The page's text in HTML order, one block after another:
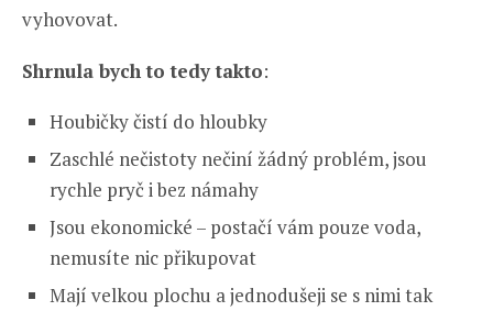
vyhovovat.
Shrnula bych to tedy takto:
Houbičky čistí do hloubky
Zaschlé nečistoty nečiní žádný problém, jsou
rychle pryč i bez námahy
Jsou ekonomické – postačí vám pouze voda,
nemusíte nic přikupovat
Mají velkou plochu a jednodušeji se s nimi tak